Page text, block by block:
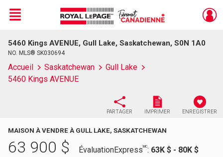
Live
En Direct
Menu
5460 Kings AVENUE, Gull Lake, Saskatchewan, S0N 1A0
NO. MLS® SK030694
Accueil Saskatchewan
Gull Lake
5460 Kings AVENUE
PARTAGER IMPRIMER ENREGISTRER
MAISON À VENDRE À GULL LAKE, SASKATCHEWAN
63 900 $ ÉvaluationExpressMC: 63K $ - 80K $